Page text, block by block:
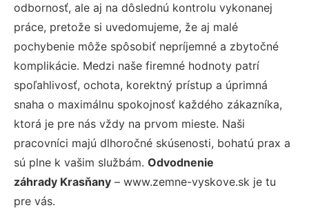
odbornosť, ale aj na dôslednú kontrolu vykonanej
práce, pretože si uvedomujeme, že aj malé
pochybenie môže spôsobiť nepríjemné a zbytočné
komplikácie. Medzi naše firemné hodnoty patrí
spoľahlivosť, ochota, korektný prístup a úprimná
snaha o maximálnu spokojnosť každého zákazníka,
ktorá je pre nás vždy na prvom mieste. Naši
pracovníci majú dlhoročné skúsenosti, bohatú prax a
sú plne k vašim službám. Odvodnenie
záhrady Krasňany – www.zemne-vyskove.sk je tu
pre vás.